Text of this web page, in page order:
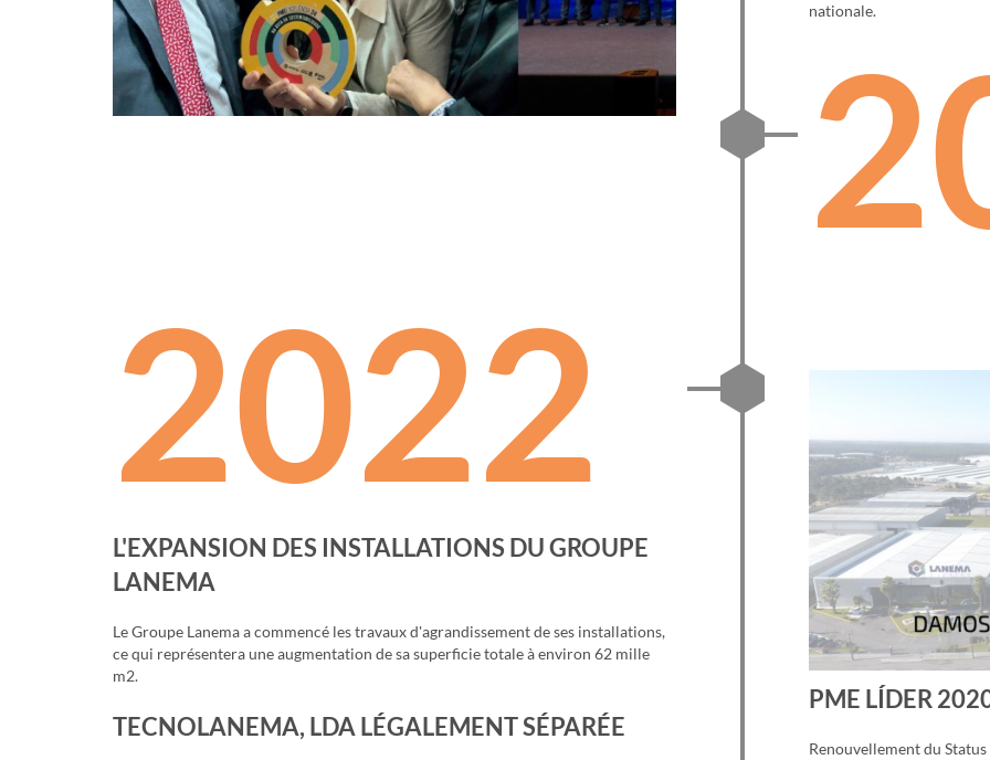
nationale.
2022
L'EXPANSION DES INSTALLATIONS DU GROUPE
LANEMA
Le Groupe Lanema a commencé les travaux d'agrandissement de ses installations,
ce qui représentera une augmentation de sa superficie totale à environ 62 mille
m2.
TECNOLANEMA, LDA LÉGALEMENT SÉPARÉE
PME LÍDER
Renouvellement du